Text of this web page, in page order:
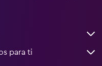
para ti